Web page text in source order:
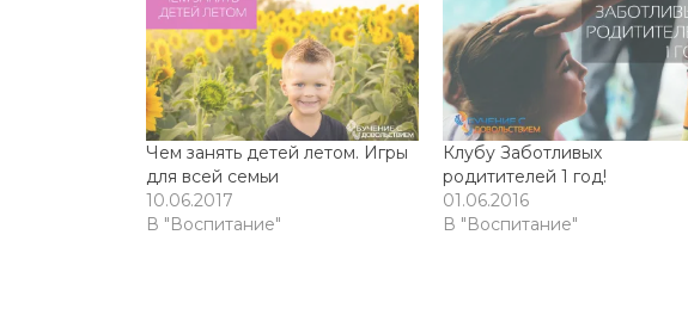
Чем занять детей летом. Игры
для всей семьи
10.06.2017
В "Воспитание"
Клубу Заботливых
родитителей 1 год!
01.06.2016
В "Воспитание"